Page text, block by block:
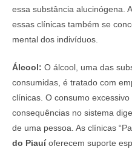
essa substância alucinógena.
essas clínicas também se
mental dos indivíduos.
Álcool: O álcool, uma das
consumidas, é tratado com
clínicas. O consumo
consequências no sistema
de uma pessoa. As clínicas
do Piauíoferecem suporte